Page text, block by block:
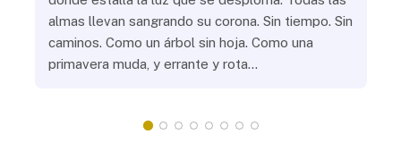
almas llevan sangrando su corona. Sin tiempo. Sin
caminos. Como un árbol sin hoja. Como una
primavera muda, y errante y rota…